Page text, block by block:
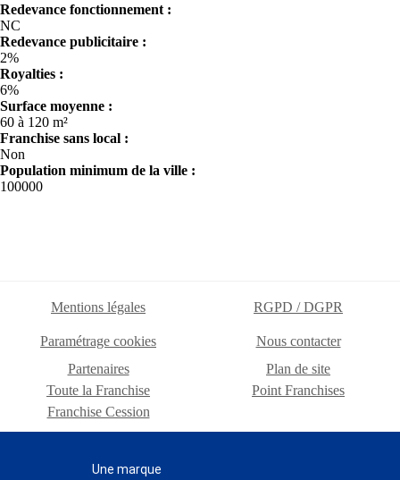
Redevance fonctionnement :
NC
Redevance publicitaire :
2%
Royalties :
6%
Surface moyenne :
60 à 120 m²
Franchise sans local :
Non
Population minimum de la ville :
100000
Mentions légales RGPD / DGPR
Paramétrage cookies
Nous contacter
Partenaires
Plan de site
Toute la Franchise
Point Franchises
Franchise Cession
Une marque